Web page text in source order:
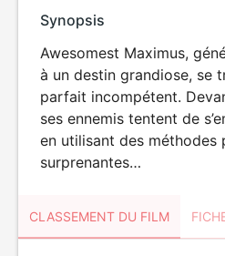
Synopsis
Awesomest Maximus,
à un destin grandiose, se
parfait incompétent.
ses ennemis tentent de
en utilisant des méthodes
surprenantes…
CLASSEMENT DU FILM